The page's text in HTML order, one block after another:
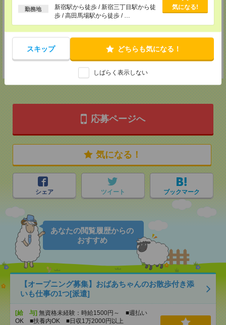
る
勤務地
新宿駅から徒歩 / 新宿三丁目駅から徒
歩 / 高田馬場駅から徒歩 / …
気になる!
スキップ どちらも気になる！
しばらく表示しない
〒346-0003 埼玉県久喜市久喜中央1-1-3 熊谷ビル4F
JR線・東武線久喜駅西口より徒歩2分。ロータリー内にある「マクドナル
ド」の入ったビルの4階。
駐車場：久喜市営駅前駐車場の無料駐車場サービスチケットを差し上げます
お電話でお問い合わせください。
TEL：050-1746-0006
応募ページへ
気になる！
シェア ツイート ブックマーク
あなたの閲覧履歴からの
おすすめ
【オープニング募集】おばあちゃんのお散歩付き添
いも仕事の1つ[派遣]
[給 与] 無資格未経験：時給1500円～ ■週払い
OK ■扶養内OK ■日収1万2000円以上